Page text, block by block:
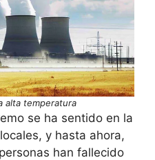
alta temperatura
se ha sentido en la
y hasta ahora,
han fallecido